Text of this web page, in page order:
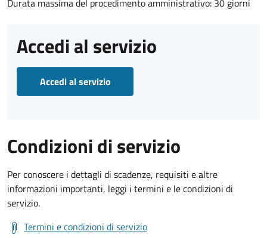
Accedi al servizio
Accedi al servizio
Condizioni di servizio
Per conoscere i dettagli di scadenze, requisiti e altre
informazioni importanti, leggi i termini e le condizioni di
servizio.
Termini e condizioni di servizio